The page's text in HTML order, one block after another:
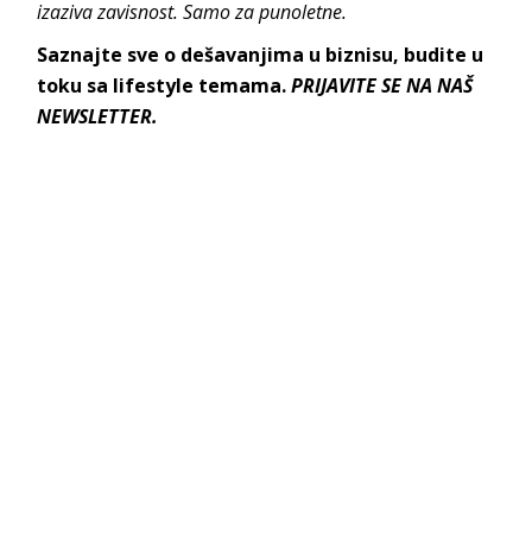
izaziva zavisnost. Samo za punoletne.
Saznajte sve o dešavanjima u biznisu, budite u
toku sa lifestyle temama.PRIJAVITE SE NA NAŠ
NEWSLETTER.